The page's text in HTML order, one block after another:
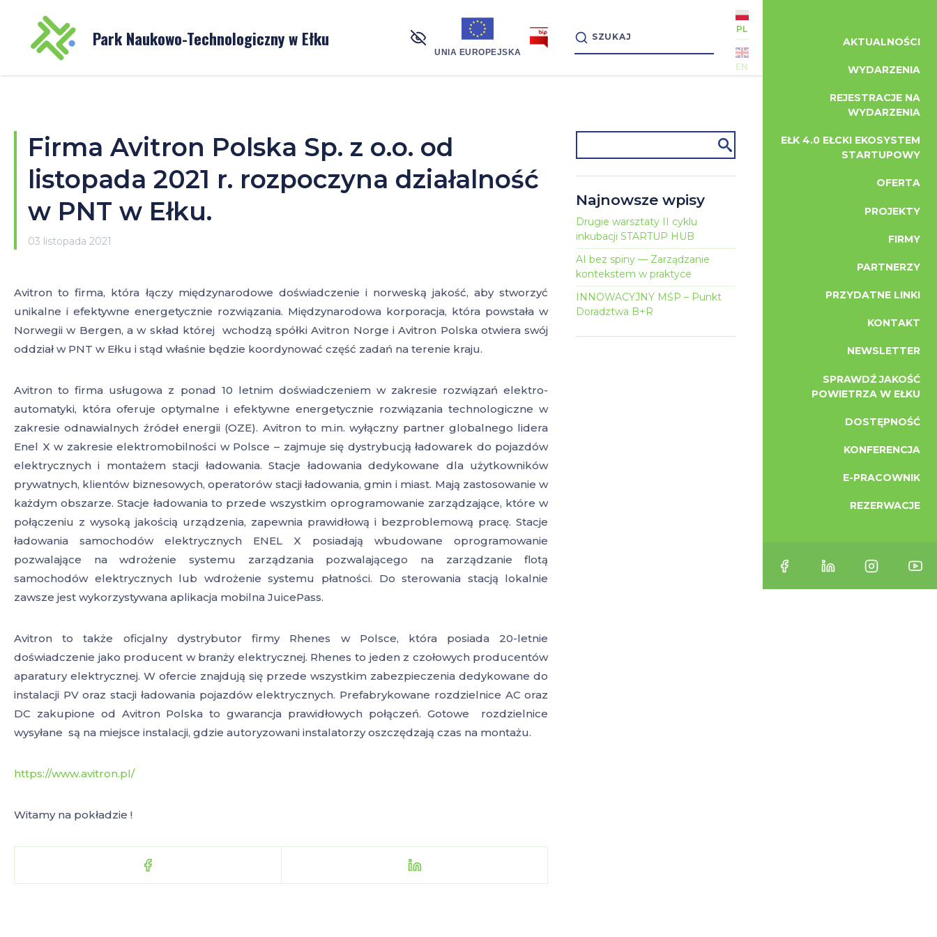
Park Naukowo-Technologiczny w Ełku PL
EN
UNIA EUROPEJSKA
AKTUALNOŚCI
WYDARZENIA
REJESTRACJE NA
WYDARZENIA
EŁK 4.0 EŁCKI EKOSYSTEM
STARTUPOWY
OFERTA
PROJEKTY
FIRMY
PARTNERZY
PRZYDATNE LINKI
KONTAKT
NEWSLETTER
SPRAWDŹ JAKOŚĆ
POWIETRZA W EŁKU
DOSTĘPNOŚĆ
KONFERENCJA
E-PRACOWNIK
REZERWACJE
Firma Avitron Polska Sp. z o.o. od
listopada 2021 r. rozpoczyna działalność
w PNT w Ełku.
03 listopada 2021
Avitron to firma, która łączymiędzynarodowe doświadczenie i norweską jakość, aby stworzyć
unikalne i efektywne energetycznie rozwiązania. Międzynarodowa korporacja, która powstała w
Norwegii w Bergen, a w skład której wchodzą spółki Avitron Norge i Avitron Polska otwiera swój
oddział w PNT w Ełku i stąd właśnie będzie koordynować część zadań na terenie kraju.
Avitron to firma usługowa z ponad 10 letnim doświadczeniem w zakresie rozwiązań elektro-
automatyki, która oferuje optymalne i efektywne energetycznie rozwiązania technologiczne w
zakresie odnawialnych źródeł energii (OZE). Avitron to m.in. wyłączny partner globalnego lidera
Enel X w zakresie elektromobilności w Polsce – zajmuje się dystrybucją ładowarek do pojazdów
elektrycznych i montażem stacji ładowania. Stacje ładowania dedykowane dla użytkowników
prywatnych, klientów biznesowych, operatorów stacji ładowania, gmin i miast. Mają zastosowanie w
każdym obszarze. Stacje ładowania to przede wszystkim oprogramowanie zarządzające, które w
połączeniu z wysoką jakością urządzenia, zapewnia prawidłową i bezproblemową pracę.Stacje
ładowania samochodów elektrycznych ENEL X posiadają wbudowane oprogramowanie
pozwalające na wdrożenie systemu zarządzania pozwalającego na zarządzanie flotą
samochodów elektrycznych lub wdrożenie systemu płatności. Do sterowania stacją lokalnie
zawsze jest wykorzystywana aplikacja mobilna JuicePass.
Avitron to także oficjalny dystrybutor firmy Rhenes w Polsce, która posiada 20-letnie
doświadczenie jako producent w branży elektrycznej. Rhenes to jeden z czołowych producentów
aparatury elektrycznej. W ofercie znajdują się przede wszystkim zabezpieczenia dedykowane do
instalacji PV oraz stacji ładowania pojazdów elektrycznych. Prefabrykowane rozdzielnice AC oraz
DC zakupione od Avitron Polska to gwarancja prawidłowych połączeń. Gotowe rozdzielnice
wysyłane są na miejsce instalacji, gdzie autoryzowani instalatorzy oszczędzają czas na montażu.
https://www.avitron.pl/
Witamy na pokładzie !
Najnowsze wpisy
Drugie warsztaty II cyklu
inkubacji STARTUP HUB
AI bez spiny — Zarządzanie
kontekstem w praktyce
INNOWACYJNY MŚP – Punkt
Doradztwa B+R